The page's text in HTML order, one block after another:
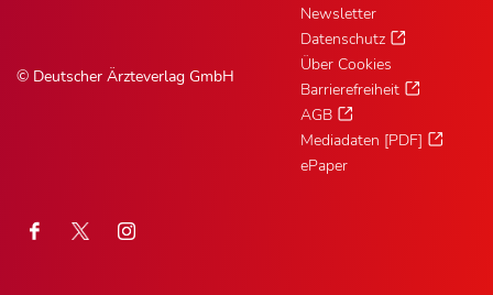
© Deutscher Ärzteverlag GmbH
Newsletter
Datenschutz
Über Cookies
Barrierefreiheit
AGB
Mediadaten [PDF]
ePaper